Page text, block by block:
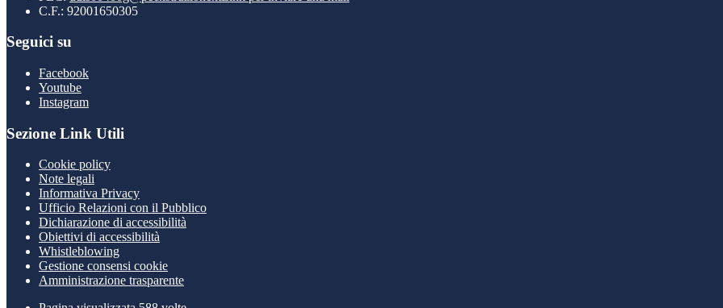
C.F.: 92001650305
Seguici su
Facebook
Youtube
Instagram
Sezione Link Utili
Cookie policy
Note legali
Informativa Privacy
Ufficio Relazioni con il Pubblico
Dichiarazione di accessibilità
Obiettivi di accessibilità
Whistleblowing
Gestione consensi cookie
Amministrazione trasparente